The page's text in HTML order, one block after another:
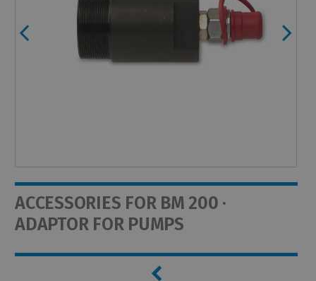
ACCESSORIES FOR BM 200 ·
ADAPTOR FOR PUMPS